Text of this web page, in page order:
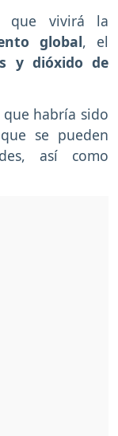
que vivirá la
global, el
y dióxido de
habría sido
se pueden
así como